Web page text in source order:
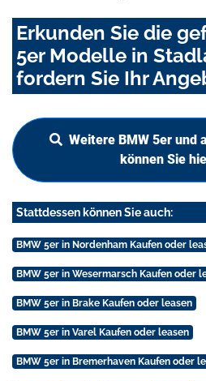
Erkunden Sie die
5er Modelle in
fordern Sie Ihr
Weitere BMW 5er und
können Sie
Stattdessen können Sie auch:
BMW 5er in Nordenham Kaufen oder
BMW 5er in Wesermarsch Kaufen oder
BMW 5er in Brake Kaufen oder leasen
BMW 5er in Varel Kaufen oder leasen
BMW 5er in Bremerhaven Kaufen oder